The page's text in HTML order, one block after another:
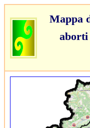
Mappa
aborti